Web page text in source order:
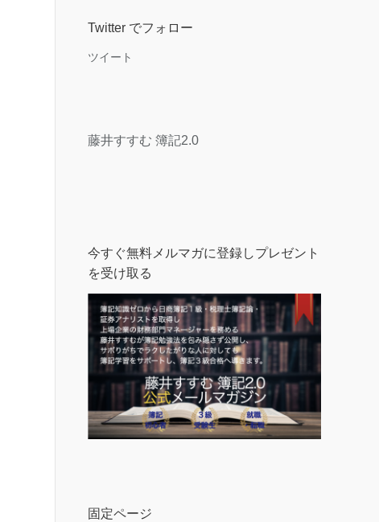
Twitter でフォロー
ツイート
藤井すすむ 簿記2.0
今すぐ無料メルマガに登録しプレゼント
を受け取る
固定ページ